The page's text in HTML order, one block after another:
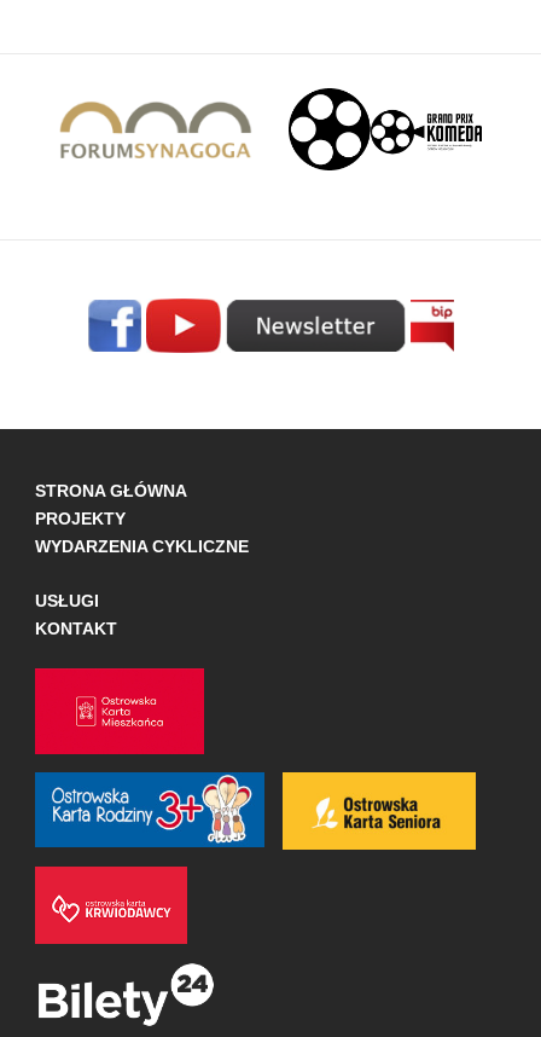
STRONA GŁÓWNA
PROJEKTY
WYDARZENIA CYKLICZNE
USŁUGI
KONTAKT